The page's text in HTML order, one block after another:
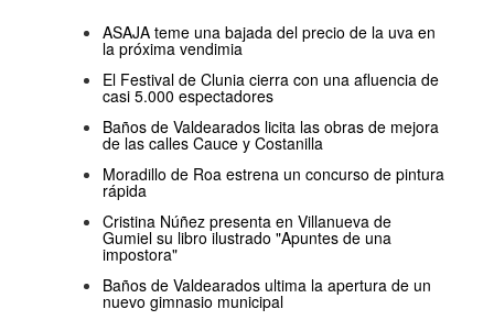
ASAJA teme una bajada del precio de la uva en
la próxima vendimia
El Festival de Clunia cierra con una afluencia de
casi 5.000 espectadores
Baños de Valdearados licita las obras de mejora
de las calles Cauce y Costanilla
Moradillo de Roa estrena un concurso de pintura
rápida
Cristina Núñez presenta en Villanueva de
Gumiel su libro ilustrado "Apuntes de una
impostora"
Baños de Valdearados ultima la apertura de un
nuevo gimnasio municipal